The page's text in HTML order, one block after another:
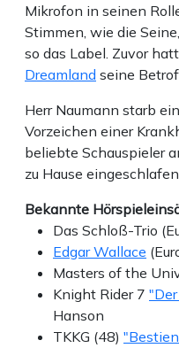
Mikrofon in seinen
Stimmen, wie die
so das Label. Zuvor
Dreamland seine
Herr Naumann starb
Vorzeichen einer
beliebte Schauspieler
zu Hause
Bekannte
Das Schloß-Trio
Edgar Wallace
Masters of the
Knight Rider 7
Hanson
TKKG (48)